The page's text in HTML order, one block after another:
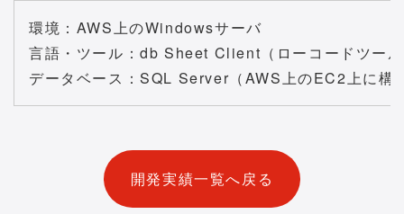
環境：AWS上のWindowsサーバ
言語・ツール：db Sheet Client（ローコードツー
データベース：SQL Server（AWS上のEC2上に構
開発実績一覧へ戻る